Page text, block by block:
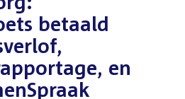
betaald
en